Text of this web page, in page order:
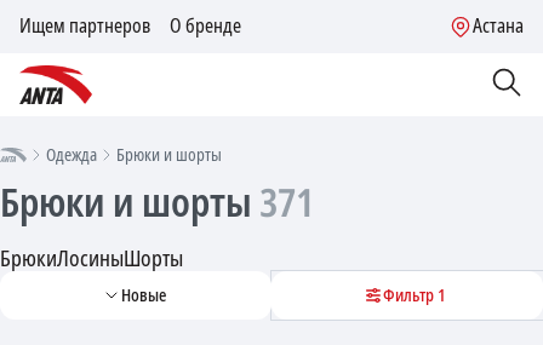
Ищем партнеров О бренде Астана
Одежда Брюки и шорты
Брюки и шорты371
БрюкиЛосиныШорты
Новые Фильтр 1